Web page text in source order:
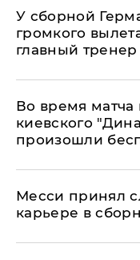
У сборной
громкого
главный тренер
Во время матча
киевского
произошли
Месси принял
карьере в